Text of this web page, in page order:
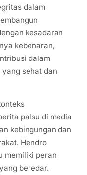
dalam
kesadaran
kebenaran,
dalam
sehat dan
palsu di media
kebingungan dan
Hendro
memiliki peran
beredar.